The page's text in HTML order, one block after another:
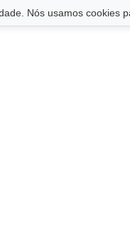
Nós usamos cookies